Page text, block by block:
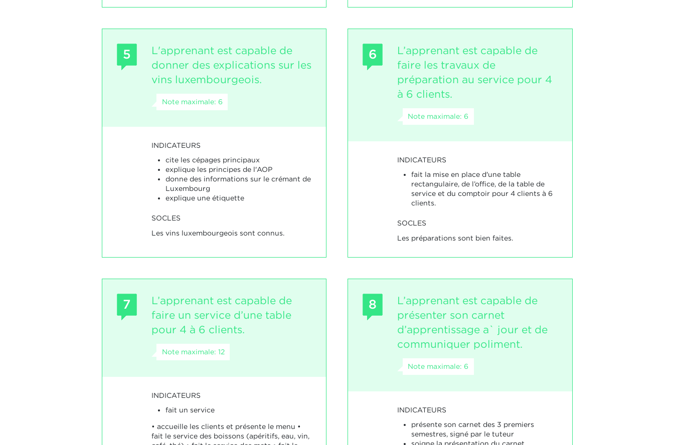
5
L'apprenant est capable de
donner des explications sur les
vins luxembourgeois.
Note maximale: 6
INDICATEURS
cite les cépages principaux
explique les principes de l'AOP
donne des informations sur le crémant de
Luxembourg
explique une étiquette
SOCLES
Les vins luxembourgeois sont connus.
6
L’apprenant est capable de
faire les travaux de
préparation au service pour 4
à 6 clients.
Note maximale: 6
INDICATEURS
fait la mise en place d'une table
rectangulaire, de l’office, de la table de
service et du comptoir pour 4 clients à 6
clients.
SOCLES
Les préparations sont bien faites.
7
L’apprenant est capable de
faire un service d’une table
pour 4 à 6 clients.
Note maximale: 12
INDICATEURS
fait un service
• accueille les clients et présente le menu •
fait le service des boissons (apéritifs, eau, vin,
8
L’apprenant est capable de
présenter son carnet
d’apprentissage a` jour et de
communiquer poliment.
Note maximale: 6
INDICATEURS
présente son carnet des 3 premiers
semestres, signé par le tuteur